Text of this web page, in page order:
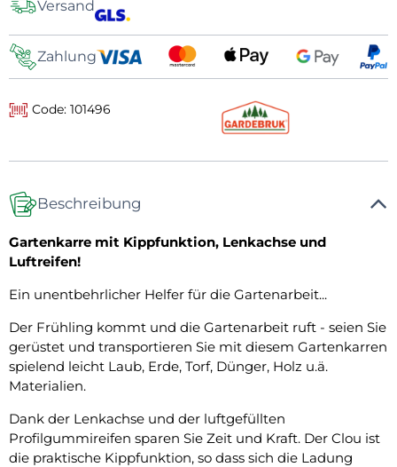
Versand
Zahlung
Code: 101496
Beschreibung
Gartenkarre mit Kippfunktion, Lenkachse und
Luftreifen!
Ein unentbehrlicher Helfer für die Gartenarbeit...
Der Frühling kommt und die Gartenarbeit ruft - seien Sie
gerüstet und transportieren Sie mit diesem Gartenkarren
spielend leicht Laub, Erde, Torf, Dünger, Holz u.ä.
Materialien.
Dank der Lenkachse und der luftgefüllten
Profilgummireifen sparen Sie Zeit und Kraft. Der Clou ist
die praktische Kippfunktion, so dass sich die Ladung